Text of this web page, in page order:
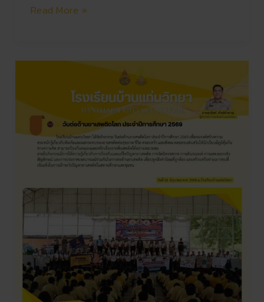
Read More »
ต่อ
ยา
เสพ
ติด
โลก
ปี
ศึกษา
2569